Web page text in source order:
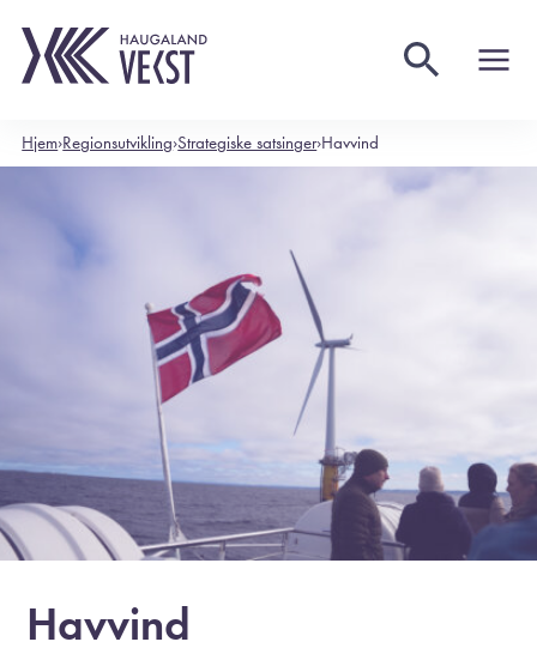
Hjem›Regionsutvikling›Strategiske satsinger›Havvind
Havvind